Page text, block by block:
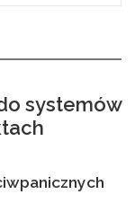
systemów